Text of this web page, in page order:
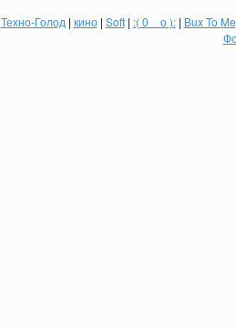
Техно-Голод | кино| Soft| :( 0 _ о ):| Bux To Me